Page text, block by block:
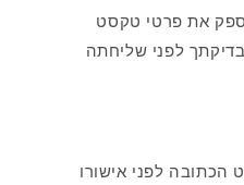
את פרטי טקסט
לפני שליחתה
לפני אישורו